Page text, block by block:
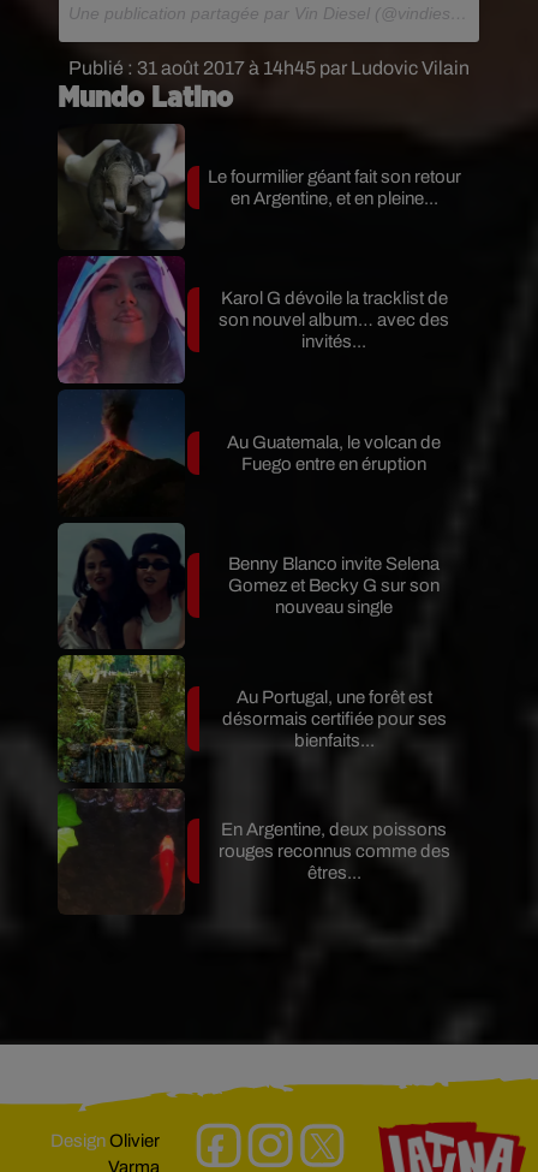
Publié : 31 août 2017 à 14h45 par Ludovic Vilain
Mundo Latino
Le fourmilier géant fait son retour
en Argentine, et en pleine...
Karol G dévoile la tracklist de
son nouvel album… avec des
invités...
Au Guatemala, le volcan de
Fuego entre en éruption
Benny Blanco invite Selena
Gomez et Becky G sur son
nouveau single
Au Portugal, une forêt est
désormais certifiée pour ses
bienfaits...
En Argentine, deux poissons
rouges reconnus comme des
êtres...
DesignOlivier
Varma